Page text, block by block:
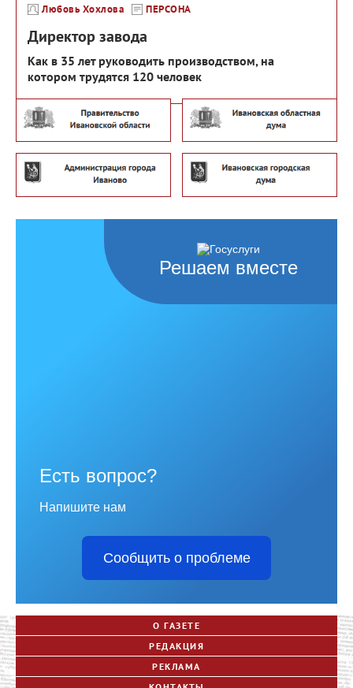
Любовь Хохлова ПЕРСОНА
Директор завода
Как в 35 лет руководить производством, на
котором трудятся 120 человек
Решаем вместе
Есть вопрос?
Напишите нам
Сообщить о проблеме
О ГАЗЕТЕ
РЕДАКЦИЯ
РЕКЛАМА